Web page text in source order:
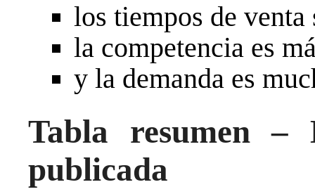
los tiempos de venta
la competencia es
y la demanda es
Tabla resumen –
publicada